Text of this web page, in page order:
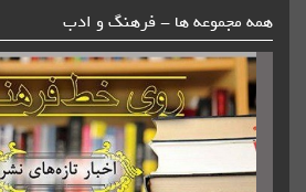
و زر- شیر و عقاب؛ تاریخ رابطه ایران و آمریکا
- كتاب های روایت ناتمام و کتاب عاشقانه ای نه
بوآری
عشاق - پیر مرد ، حاکم و درخت انجیر
کاغذی- دریچه
کاروان شعر و موسیقی - افشین یداللهی
- نقد فیلمنامه تومان
ها - فرهنگ و ادب